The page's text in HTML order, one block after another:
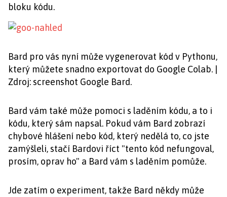
bloku kódu.
Bard pro vás nyní může vygenerovat kód v Pythonu,
který můžete snadno exportovat do Google Colab. |
Zdroj: screenshot Google Bard.
Bard vám také může pomoci s laděním kódu, a to i
kódu, který sám napsal. Pokud vám Bard zobrazí
chybové hlášení nebo kód, který nedělá to, co jste
zamýšleli, stačí Bardovi říct "tento kód nefungoval,
prosím, oprav ho" a Bard vám s laděním pomůže.
Jde zatím o experiment, takže Bard někdy může